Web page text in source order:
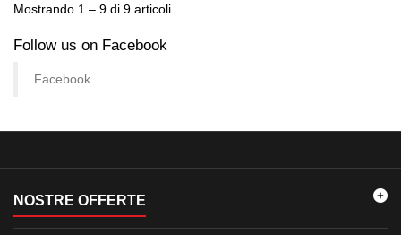
Mostrando 1 – 9 di 9 articoli
Follow us on Facebook
Facebook
NOSTRE OFFERTE